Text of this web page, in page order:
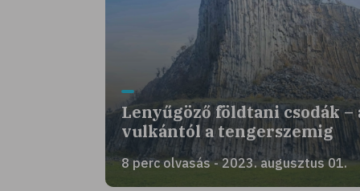
Lenyűgöző földtani csodák –
vulkántól a tengerszemig
8 perc olvasás - 2023. augusztus 01.